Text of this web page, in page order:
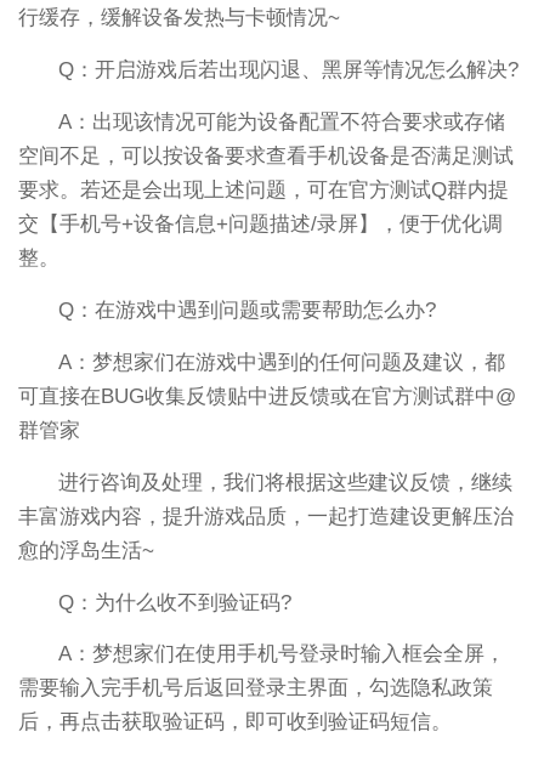
行缓存，缓解设备发热与卡顿情况~
Q：开启游戏后若出现闪退、黑屏等情况怎么解决?
A：出现该情况可能为设备配置不符合要求或存储
空间不足，可以按设备要求查看手机设备是否满足测试
要求。若还是会出现上述问题，可在官方测试Q群内提
交【手机号+设备信息+问题描述/录屏】，便于优化调
整。
Q：在游戏中遇到问题或需要帮助怎么办?
A：梦想家们在游戏中遇到的任何问题及建议，都
可直接在BUG收集反馈贴中进反馈或在官方测试群中@
群管家
进行咨询及处理，我们将根据这些建议反馈，继续
丰富游戏内容，提升游戏品质，一起打造建设更解压治
愈的浮岛生活~
Q：为什么收不到验证码?
A：梦想家们在使用手机号登录时输入框会全屏，
需要输入完手机号后返回登录主界面，勾选隐私政策
后，再点击获取验证码，即可收到验证码短信。